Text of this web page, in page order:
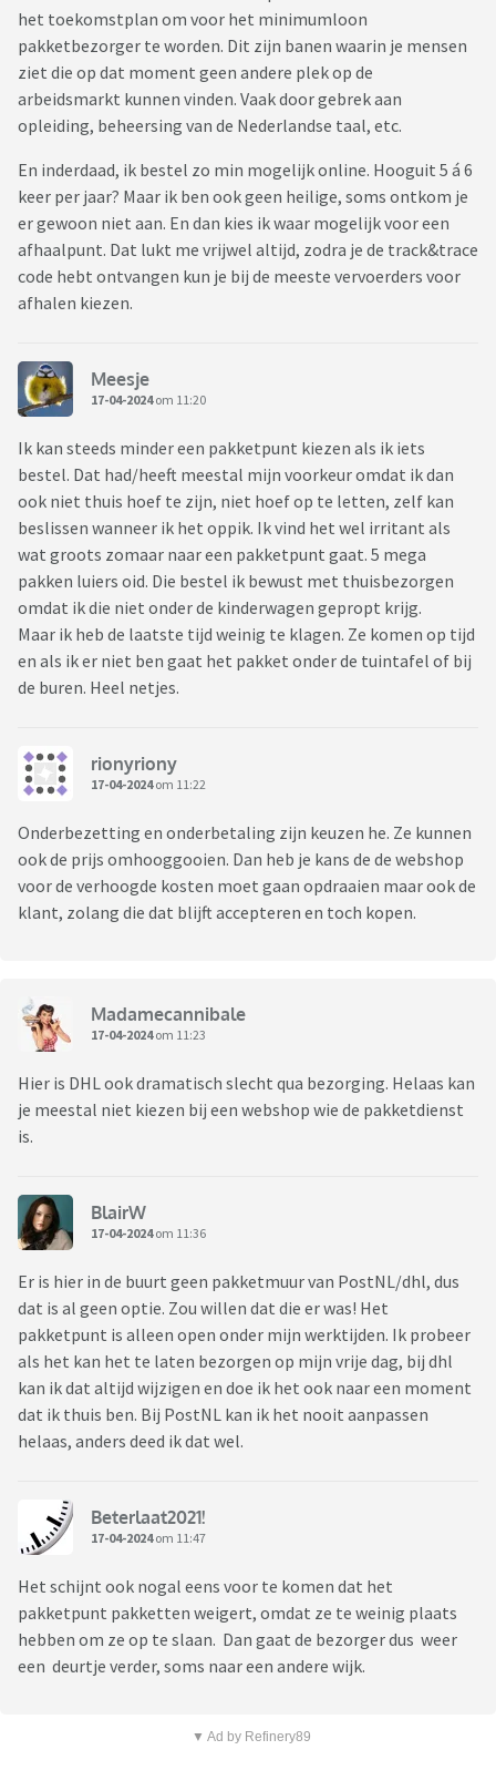
het toekomstplan om voor het minimumloon
pakketbezorger te worden. Dit zijn banen waarin je mensen
ziet die op dat moment geen andere plek op de
arbeidsmarkt kunnen vinden. Vaak door gebrek aan
opleiding, beheersing van de Nederlandse taal, etc.
En inderdaad, ik bestel zo min mogelijk online. Hooguit 5 á 6
keer per jaar? Maar ik ben ook geen heilige, soms ontkom je
er gewoon niet aan. En dan kies ik waar mogelijk voor een
afhaalpunt. Dat lukt me vrijwel altijd, zodra je de track&trace
code hebt ontvangen kun je bij de meeste vervoerders voor
afhalen kiezen.
Meesje
17-04-2024om 11:20
Ik kan steeds minder een pakketpunt kiezen als ik iets
bestel. Dat had/heeft meestal mijn voorkeur omdat ik dan
ook niet thuis hoef te zijn, niet hoef op te letten, zelf kan
beslissen wanneer ik het oppik. Ik vind het wel irritant als
wat groots zomaar naar een pakketpunt gaat. 5 mega
pakken luiers oid. Die bestel ik bewust met thuisbezorgen
omdat ik die niet onder de kinderwagen gepropt krijg.
Maar ik heb de laatste tijd weinig te klagen. Ze komen op tijd
en als ik er niet ben gaat het pakket onder de tuintafel of bij
de buren. Heel netjes.
rionyriony
17-04-2024om 11:22
Onderbezetting en onderbetaling zijn keuzen he. Ze kunnen
ook de prijs omhooggooien. Dan heb je kans de de webshop
voor de verhoogde kosten moet gaan opdraaien maar ook de
klant, zolang die dat blijft accepteren en toch kopen.
Madamecannibale
17-04-2024om 11:23
Hier is DHL ook dramatisch slecht qua bezorging. Helaas kan
je meestal niet kiezen bij een webshop wie de pakketdienst
is.
BlairW
17-04-2024om 11:36
Er is hier in de buurt geen pakketmuur van PostNL/dhl, dus
dat is al geen optie. Zou willen dat die er was! Het
pakketpunt is alleen open onder mijn werktijden. Ik probeer
als het kan het te laten bezorgen op mijn vrije dag, bij dhl
kan ik dat altijd wijzigen en doe ik het ook naar een moment
dat ik thuis ben. Bij PostNL kan ik het nooit aanpassen
helaas, anders deed ik dat wel.
Beterlaat2021!
17-04-2024om 11:47
Het schijnt ook nogal eens voor te komen dat het
pakketpunt pakketten weigert, omdat ze te weinig plaats
hebben om ze op te slaan. Dan gaat de bezorger dus weer
een deurtje verder, soms naar een andere wijk.
▼ Ad by Refinery89